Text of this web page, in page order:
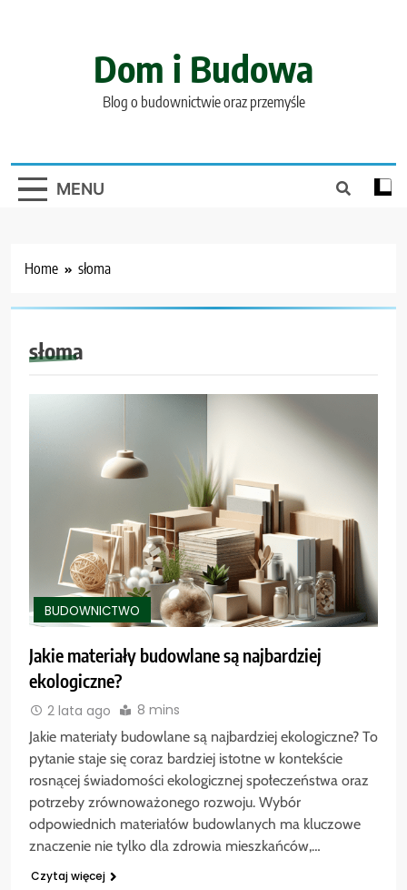
Dom i Budowa
Blog o budownictwie oraz przemyśle
MENU
Home słoma
słoma
BUDOWNICTWO
Jakie materiały budowlane są najbardziej
ekologiczne?
2 lata ago 8 mins
Jakie materiały budowlane są najbardziej ekologiczne? To
pytanie staje się coraz bardziej istotne w kontekście
rosnącej świadomości ekologicznej społeczeństwa oraz
potrzeby zrównoważonego rozwoju. Wybór
odpowiednich materiałów budowlanych ma kluczowe
znaczenie nie tylko dla zdrowia mieszkańców,…
Czytaj więcej